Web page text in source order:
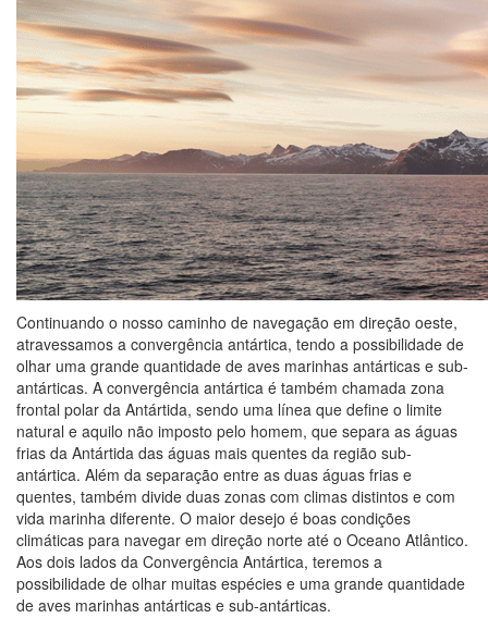
Continuando o nosso caminho de navegação em direção oeste,
atravessamos a convergência antártica, tendo a possibilidade de
olhar uma grande quantidade de aves marinhas antárticas e sub-
antárticas. A convergência antártica é também chamada zona
frontal polar da Antártida, sendo uma línea que define o limite
natural e aquilo não imposto pelo homem, que separa as águas
frias da Antártida das águas mais quentes da região sub-
antártica. Além da separação entre as duas águas frias e
quentes, também divide duas zonas com climas distintos e com
vida marinha diferente. O maior desejo é boas condições
climáticas para navegar em direção norte até o Oceano Atlântico.
Aos dois lados da Convergência Antártica, teremos a
possibilidade de olhar muitas espécies e uma grande quantidade
de aves marinhas antárticas e sub-antárticas.